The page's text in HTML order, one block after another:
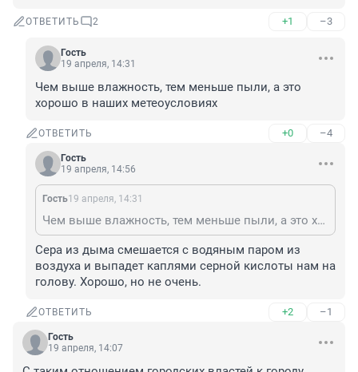
ОТВЕТИТЬ 2 +1 –3
Гость
19 апреля, 14:31
Чем выше влажность, тем меньше пыли, а это
хорошо в наших метеоусловиях
ОТВЕТИТЬ +0 –4
Гость
19 апреля, 14:56
Гость19 апреля, 14:31
Чем выше влажность, тем меньше пыли, а это хорошо в наших метеоусловиях
Сера из дыма смешается с водяным паром из
воздуха и выпадет каплями серной кислоты нам на
голову. Хорошо, но не очень.
ОТВЕТИТЬ +2 –1
Гость
19 апреля, 14:07